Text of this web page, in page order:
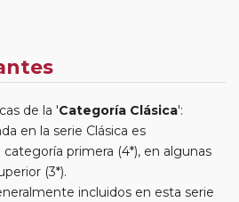
de la 'Categoría Clásica':
en la serie Clásica es
primera (4*), en algunas
(3*).
incluidos en esta serie